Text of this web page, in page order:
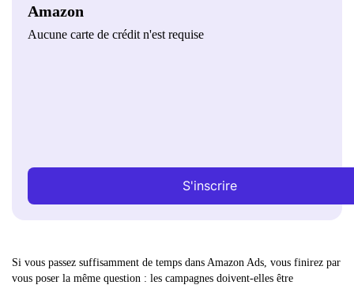
Amazon
Aucune carte de crédit n'est requise
S'inscrire
Si vous passez suffisamment de temps dans Amazon Ads, vous finirez par
vous poser la même question : les campagnes doivent-elles être